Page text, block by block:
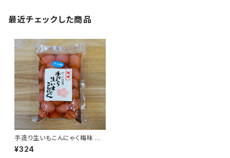
最近チェックした商品
手造り生いもこんにゃく梅味 小
玉さしみ 1袋 250g
¥324